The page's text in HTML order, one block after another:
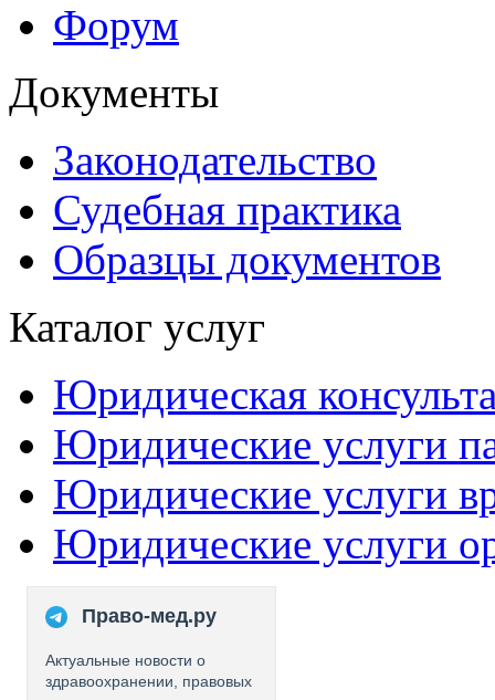
Форум
Документы
Законодательство
Судебная практика
Образцы документов
Каталог услуг
Юридическая
Юридические услуги
Юридические услуги
Юридические услуги
Право-мед.ру
Актуальные новости о
здравоохранении, правовых